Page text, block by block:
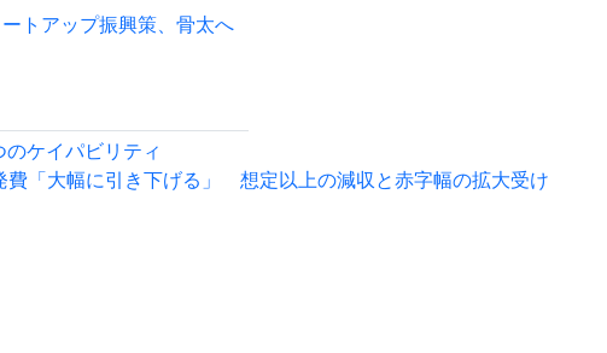
トアップ振興策、骨太へ
ケイパビリティ
「大幅に引き下げる」 想定以上の減収と赤字幅の拡大受け